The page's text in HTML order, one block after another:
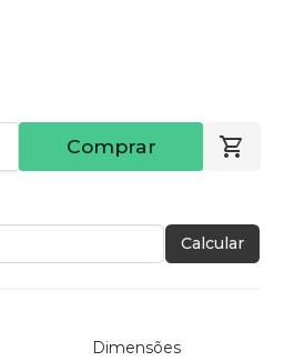
Comprar
Calcular
Dimensões